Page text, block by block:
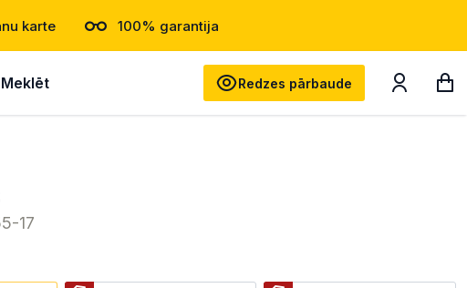
karte 100% garantija
Meklēt Redzes pārbaude
17